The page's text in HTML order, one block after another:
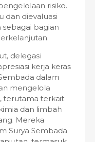
risiko.
dan dievaluasi
bagian
delegasi
kerja keras
dalam
mengelola
terutama terkait
dan limbah
Mereka
Surya Sembada